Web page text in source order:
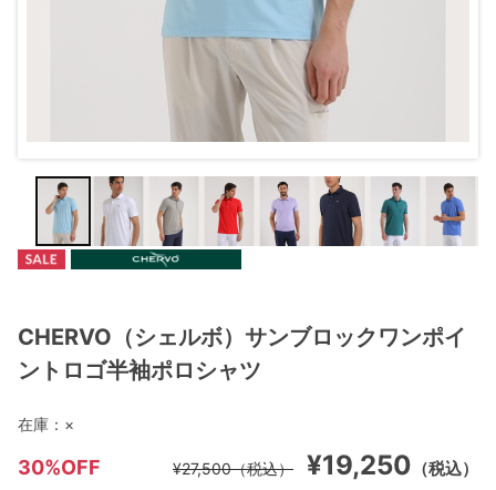
CHERVO（シェルボ）サンブロックワンポイ
ントロゴ半袖ポロシャツ
30%OFF ¥19,250 （税込）
¥27,500（税込）
在庫： ×